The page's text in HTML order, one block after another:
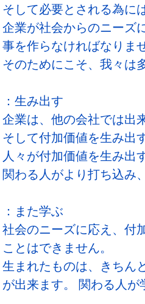
そして必要とされる為に
企業が社会からのニーズ
事を作らなければなりま
そのためにこそ、我々は
：生み出す
企業は、他の会社では出
そして付加価値を生み出
人々が付加価値を生み出
関わる人がより打ち込み
：また学ぶ
社会のニーズに応え、付
ことはできません。
生まれたものは、きちん
が出来ます。 関わる人が